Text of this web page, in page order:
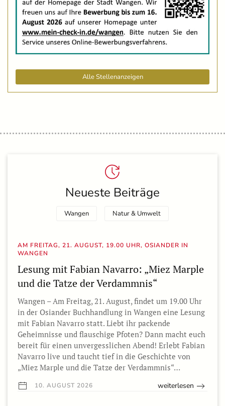
Alle Stellenanzeigen
Neueste Beiträge
Wangen Natur & Umwelt
AM FREITAG, 21. AUGUST, 19.00 UHR, OSIANDER IN
WANGEN
Lesung mit Fabian Navarro: „Miez Marple
und die Tatze der Verdammnis“
Wangen – Am Freitag, 21. August, findet um 19.00 Uhr
in der Osiander Buchhandlung in Wangen eine Lesung
mit Fabian Navarro statt. Liebt ihr packende
Geheimnisse und flauschige Pfoten? Dann macht euch
bereit für einen unvergesslichen Abend! Erlebt Fabian
Navarro live und taucht tief in die Geschichte von
„Miez Marple und die Tatze der Verdammnis“…
10. AUGUST 2026 weiterlesen